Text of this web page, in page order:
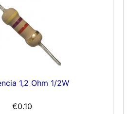
1,2 Ohm 1/2W
€0.10